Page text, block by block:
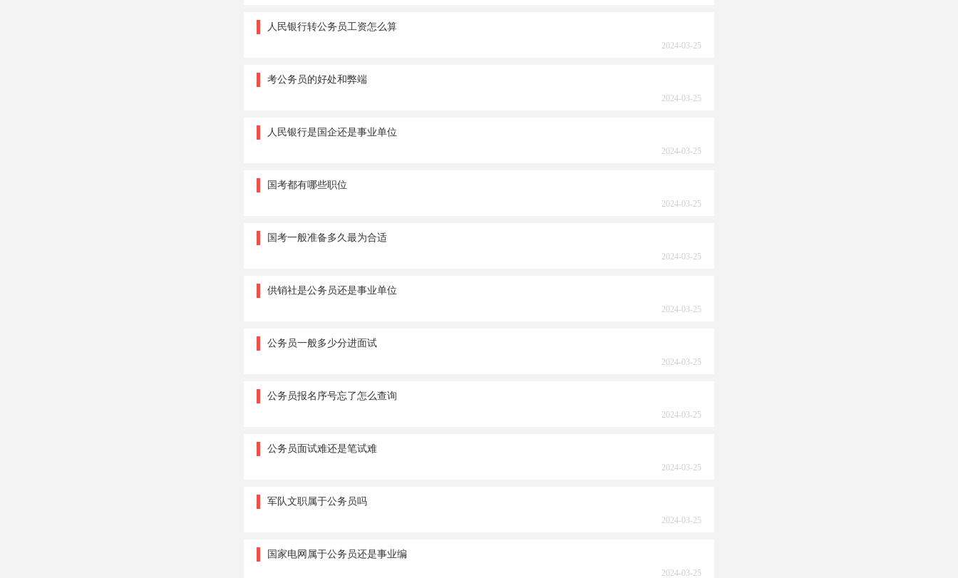
人民银行转公务员工资怎么算
2024-03-25
考公务员的好处和弊端
2024-03-25
人民银行是国企还是事业单位
2024-03-25
国考都有哪些职位
2024-03-25
国考一般准备多久最为合适
2024-03-25
供销社是公务员还是事业单位
2024-03-25
公务员一般多少分进面试
2024-03-25
公务员报名序号忘了怎么查询
2024-03-25
公务员面试难还是笔试难
2024-03-25
军队文职属于公务员吗
2024-03-25
国家电网属于公务员还是事业编
2024-03-25